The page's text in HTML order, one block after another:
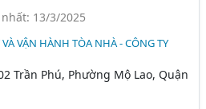
13/3/2025
VẬN HÀNH TÒA NHÀ - CÔNG TY
Trần Phú, Phường Mộ Lao, Quận